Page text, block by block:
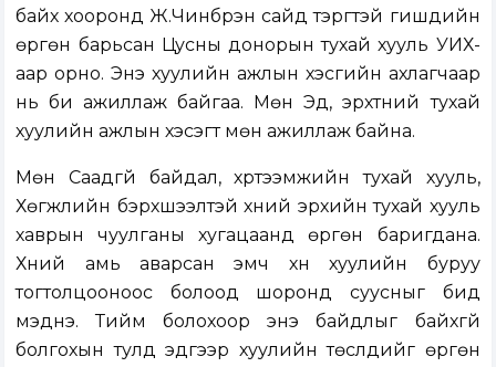
байх хооронд Ж.Чинбүрэн сайд тэргүүтэй гишүүдийн
өргөн барьсан Цусны донорын тухай хууль УИХ-
аар орно. Энэ хуулийн ажлын хэсгийн ахлагчаар
нь би ажиллаж байгаа. Мөн Эд, эрхтний тухай
хуулийн ажлын хэсэгт мөн ажиллаж байна.
Мөн Саадгүй байдал, хүртээмжийн тухай хууль,
Хөгжлийн бэрхшээлтэй хүний эрхийн тухай хууль
хаврын чуулганы хугацаанд өргөн баригдана.
Хүний амь аварсан эмч хүн хуулийн буруу
тогтолцооноос болоод шоронд суусныг бид
мэднэ. Тийм болохоор энэ байдлыг байхгүй
болгохын тулд эдгээр хуулийн төслүүдийг өргөн